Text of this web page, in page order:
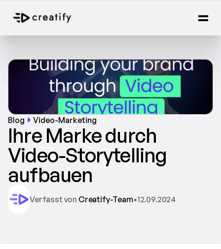
Blog Video-Marketing
Ihre Marke durch
Video-Storytelling
aufbauen
Verfasst von Creatify-Team•12.09.2024